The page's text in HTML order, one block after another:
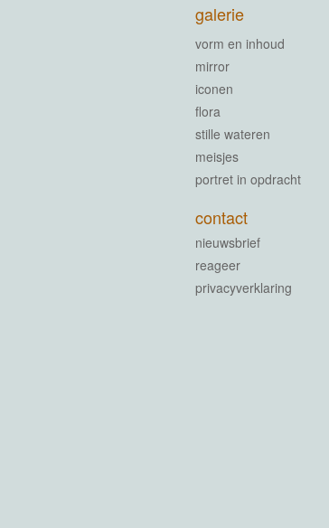
galerie
vorm en inhoud
mirror
iconen
flora
stille wateren
meisjes
portret in opdracht
contact
nieuwsbrief
reageer
privacyverklaring